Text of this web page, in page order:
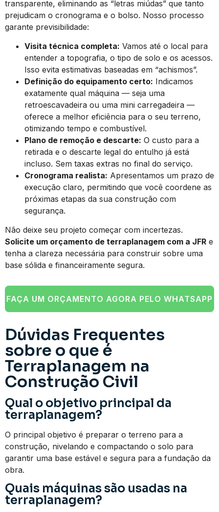
transparente, eliminando as “letras miúdas” que tanto
prejudicam o cronograma e o bolso. Nosso processo
garante previsibilidade:
Visita técnica completa: Vamos até o local para
entender a topografia, o tipo de solo e os acessos.
Isso evita estimativas baseadas em “achismos”.
Definição do equipamento certo: Indicamos
exatamente qual máquina — seja uma
retroescavadeira ou uma mini carregadeira —
oferece a melhor eficiência para o seu terreno,
otimizando tempo e combustível.
Plano de remoção e descarte: O custo para a
retirada e o descarte legal do entulho já está
incluso. Sem taxas extras no final do serviço.
Cronograma realista: Apresentamos um prazo de
execução claro, permitindo que você coordene as
próximas etapas da sua construção com
segurança.
Não deixe seu projeto começar com incertezas.
Solicite um orçamento de terraplanagem com a JFR e
tenha a clareza necessária para construir sobre uma
base sólida e financeiramente segura.
FAÇA UM ORÇAMENTO AGORA PELO WHATSAPP
Dúvidas Frequentes
sobre o que é
Terraplanagem na
Construção Civil
Qual o objetivo principal da
terraplanagem?
O principal objetivo é preparar o terreno para a
construção, nivelando e compactando o solo para
garantir uma base estável e segura para a fundação da
obra.
Quais máquinas são usadas na
terraplanagem?